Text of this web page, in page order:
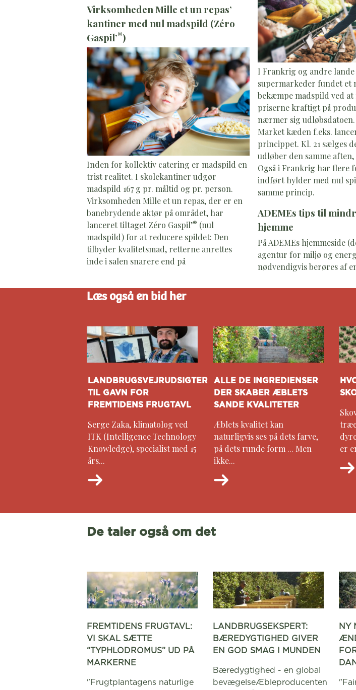
Virksomheden Mille et un repas’
kantiner med nul madspild (Zéro
Gaspil’®)
Inden for kollektiv catering er madspild en
trist realitet. I skolekantiner udgør
madspild 167 g pr. måltid og pr. person.
Virksomheden Mille et un repas, der er en
banebrydende aktør på området, har
lanceret tiltaget Zéro Gaspil’® (nul
madspild) for at reducere spildet: Den
tilbyder kvalitetsmad, retterne anrettes
inde i salen snarere end på
I Frankrig og andre
supermarkeder fundet et
bekæmpe madspild ved
priserne kraftigt på
nærmer sig
Market kæden f.eks.
princippet. Kl. 21 sælges
udløber den samme
Også i Frankrig har flere
indført hylder med nul
samme princip.
ADEMEs tips til
hjemme
På ADEMEs hjemmeside
agentur for miljø og
nødvendigvis berøres af
Læs også en bid her
LANDBRUGSVEJRUDSIGTER
TIL GAVN FOR
FREMTIDENS FRUGTAVL
Serge Zaka, klimatolog ved
ITK (Intelligence Technology
Knowledge), specialist med 15
års...
ALLE DE INGREDIENSER
DER SKABER ÆBLETS
SANDE KVALITETER
Æblets kvalitet kan
naturligvis ses på dets farve,
på dets runde form ... Men
ikke...
er
De taler også om det
FREMTIDENS FRUGTAVL:
VI SKAL SÆTTE
“TYPHLODROMUS” UD PÅ
MARKERNE
"Frugtplantagens naturlige
LANDBRUGSEKSPERT:
BÆREDYGTIGHED GIVER
EN GOD SMAG I MUNDEN
Bæredygtighed - en global
bevægelseÆbleproducenten
NY